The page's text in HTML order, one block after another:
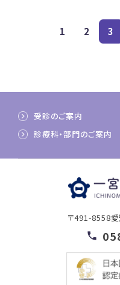
1 2 3
受診のご案内
診療科・部門のご案内
〒491-8558